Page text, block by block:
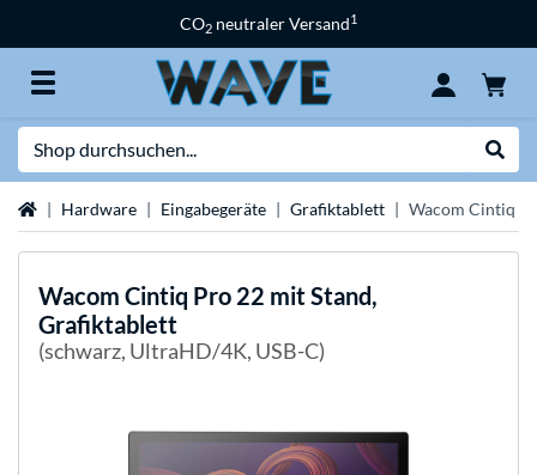
CO2 neutraler Versand1
StartseiteHardware Eingabegeräte Grafiktablett Wacom Cintiq
Wacom Cintiq Pro 22 mit Stand,
Grafiktablett
(schwarz, UltraHD/4K, USB-C)